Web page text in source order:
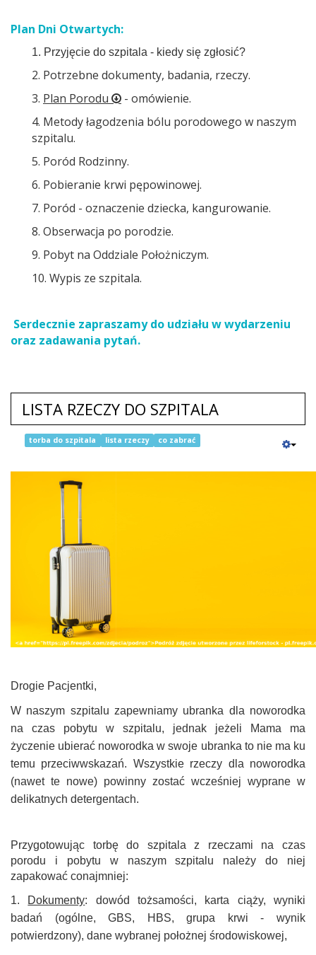
Plan Dni Otwartych:
1. Przyjęcie do szpitala - kiedy się zgłosić?
2. Potrzebne dokumenty, badania, rzeczy.
3. Plan Porodu
- omówienie.
4. Metody łagodzenia bólu porodowego w naszym
szpitalu.
5. Poród Rodzinny.
6. Pobieranie krwi pępowinowej.
7. Poród - oznaczenie dziecka, kangurowanie.
8. Obserwacja po porodzie.
9. Pobyt na Oddziale Położniczym.
10. Wypis ze szpitala.
Serdecznie zapraszamy do udziału w wydarzeniu
oraz zadawania pytań.
LISTA RZECZY DO SZPITALA
torba do szpitala lista rzeczy co zabrać
Drogie Pacjentki,
W naszym szpitalu zapewniamy ubranka dla noworodka
na czas pobytu w szpitalu, jednak jeżeli Mama ma
życzenie ubierać noworodka w swoje ubranka to nie ma ku
temu przeciwwskazań. Wszystkie rzeczy dla noworodka
(nawet te nowe) powinny zostać wcześniej wyprane w
delikatnych detergentach.
Przygotowując torbę do szpitala z rzeczami na czas
porodu i pobytu w naszym szpitalu należy do niej
zapakować conajmniej:
1. Dokumenty: dowód tożsamości, karta ciąży, wyniki
badań (ogólne, GBS, HBS, grupa krwi - wynik
potwierdzony), dane wybranej położnej środowiskowej,